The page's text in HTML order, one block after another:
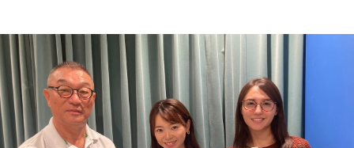
お知らせ
イベント・グッズ
YouTube
会社情報